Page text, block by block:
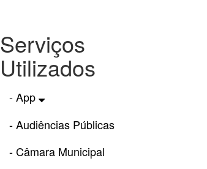
Serviços
Utilizados
- App
- Audiências Públicas
- Câmara Municipal